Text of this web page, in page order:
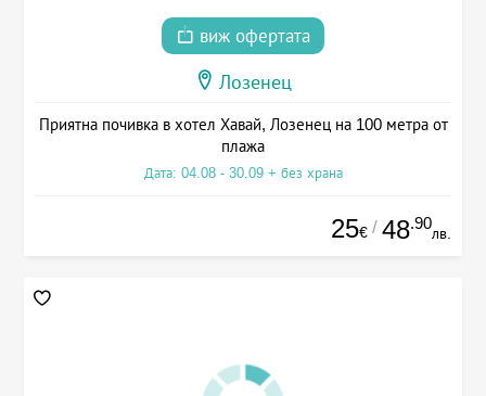
виж офертата
Лозенец
Приятна почивка в хотел Хавай, Лозенец на 100 метра от
плажа
Дата: 04.08 - 30.09 + без храна
25€ / 48.90
лв.